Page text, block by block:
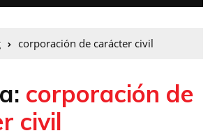
corporación de carácter civil
corporación de
civil